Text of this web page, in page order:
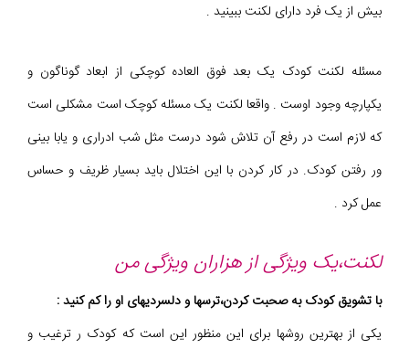
بیش از یک فرد دارای لکنت ببینید .
مسئله لکنت کودک یک بعد فوق العاده کوچکی از ابعاد گوناگون و
یکپارچه وجود اوست . واقعا لکنت یک مسئله کوچک است مشکلی است
که لازم است در رفع آن تلاش شود درست مثل شب ادراری و یابا بینی
ور رفتن کودک. در کار کردن با این اختلال باید بسیار ظریف و حساس
عمل کرد .
لکنت،یک ویژگی از هزاران ویژگی من
با تشویق کودک به صحبت کردن،ترسها و دلسردیهای او را کم کنید :
یکی از بهترین روشها برای این منظور این است که کودک ر ترغیب و